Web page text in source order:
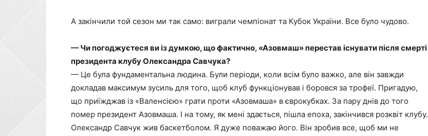
А закінчили той сезон ми так само: виграли чемпіонат та Кубок України. Все було чудово.
— Чи погоджуєтеся ви із думкою, що фактично, «Азовмаш» перестав існувати після смерті
президента клубу Олександра Савчука?
— Це була фундаментальна людина. Були періоди, коли всім було важко, але він завжди
докладав максимум зусиль для того, щоб клуб функціонував і боровся за трофеї. Пригадую,
що приїжджав із «Валенсією» грати проти «Азовмаша» в єврокубках. За пару днів до того
помер президент Азовмаша. І на тому, як мені здається, пішла епоха, закінчився розквіт клубу.
Олександр Савчук жив баскетболом. Я дуже поважаю його. Він зробив все, щоб ми не